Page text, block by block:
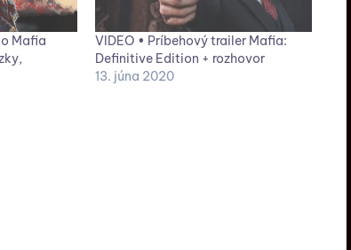
Mafia
VIDEO • Príbehový trailer Mafia:
Definitive Edition + rozhovor
13. júna 2020